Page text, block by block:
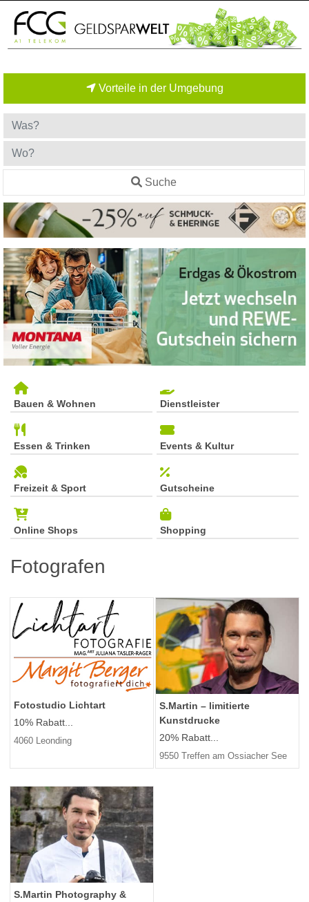
Vorteile in der Umgebung
Suche
Bauen & Wohnen Dienstleister
Essen & Trinken Events & Kultur
Freizeit & Sport Gutscheine
Online Shops Shopping
Fotografen
Fotostudio Lichtart
10% Rabatt...
4060 Leonding
S.Martin – limitierte
Kunstdrucke
20% Rabatt...
9550 Treffen am Ossiacher See
S.Martin Photography &